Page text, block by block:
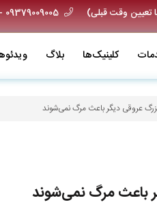
09379009005 - 02191308676
کلینیک‌ها بلاگ
عروقی دیگر باعث مرگ نمی‌شوند
باعث مرگ نمی‌شوند